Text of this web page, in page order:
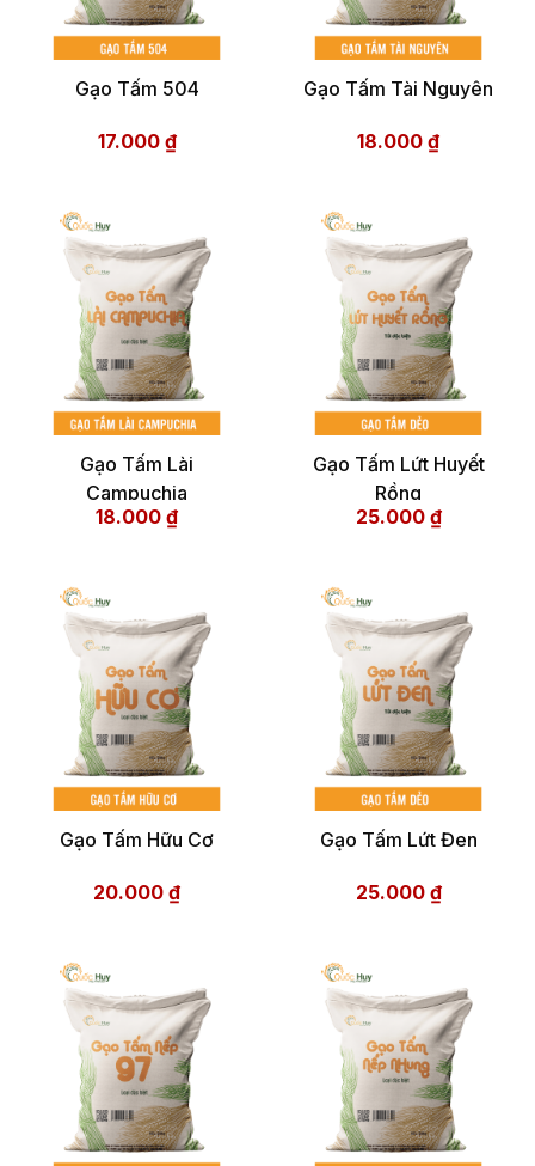
Gạo Tấm 504
17.000 ₫
Gạo Tấm Tài Nguyên
18.000 ₫
Gạo Tấm Lài
Campuchia
18.000 ₫
Gạo Tấm Lứt Huyết
Rồng
25.000 ₫
Gạo Tấm Hữu Cơ
20.000 ₫
Gạo Tấm Lứt Đen
25.000 ₫